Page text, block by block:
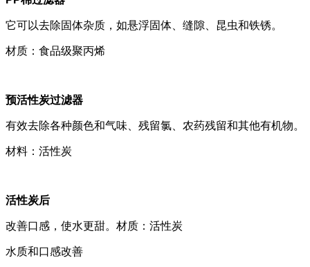
它可以去除固体杂质，如悬浮固体、缝隙、昆虫和铁锈。
材质：食品级聚丙烯
预活性炭过滤器
有效去除各种颜色和气味、残留氯、农药残留和其他有机物。
材料：活性炭
活性炭后
改善口感，使水更甜。材质：活性炭
水质和口感改善